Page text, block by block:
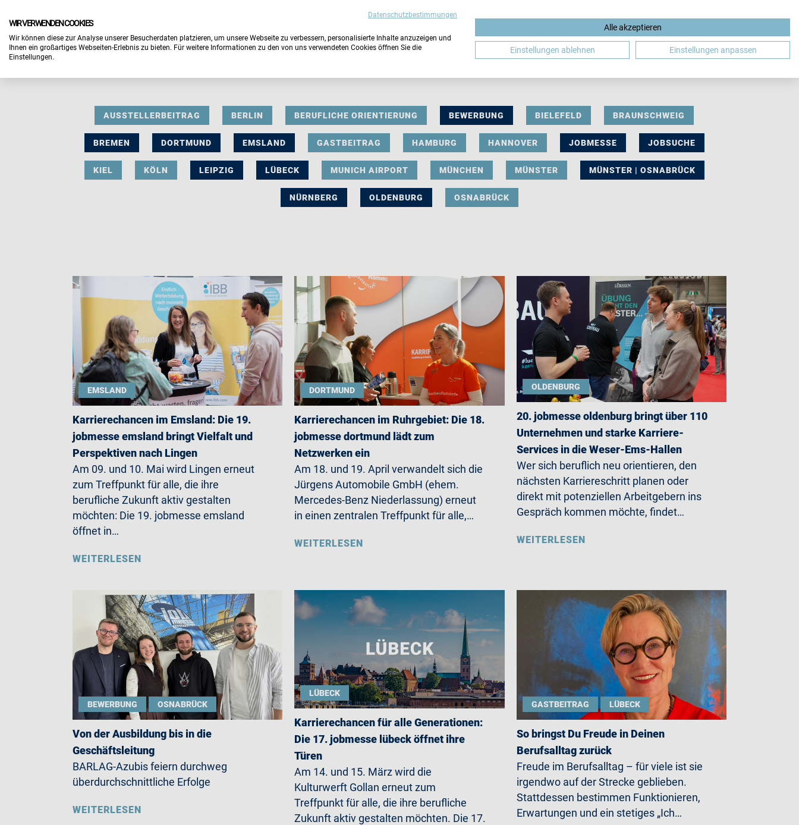
DE
AUSSTELLERBEITRAG BERLIN BERUFLICHE ORIENTIERUNG BEWERBUNG BIELEFELD BRAUNSCHWEIG
BREMEN DORTMUND EMSLAND GASTBEITRAG HAMBURG HANNOVER JOBMESSE JOBSUCHE
KIEL KÖLN LEIPZIG LÜBECK MUNICH AIRPORT MÜNCHEN MÜNSTER MÜNSTER | OSNABRÜCK
NÜRNBERG OLDENBURG OSNABRÜCK
EMSLAND
Karrierechancen im Emsland: Die 19.
jobmesse emsland bringt Vielfalt und
Perspektiven nach Lingen
Am 09. und 10. Mai wird Lingen erneut
zum Treffpunkt für alle, die ihre
berufliche Zukunft aktiv gestalten
möchten: Die 19. jobmesse emsland
öffnet in…
WEITERLESEN
DORTMUND
Karrierechancen im Ruhrgebiet: Die 18.
jobmesse dortmund lädt zum
Netzwerken ein
Am 18. und 19. April verwandelt sich die
Jürgens Automobile GmbH (ehem.
Mercedes-Benz Niederlassung) erneut
in einen zentralen Treffpunkt für alle,…
WEITERLESEN
OLDENBURG
20. jobmesse oldenburg bringt über 110
Unternehmen und starke Karriere-
Services in die Weser-Ems-Hallen
Wer sich beruflich neu orientieren, den
nächsten Karriereschritt planen oder
direkt mit potenziellen Arbeitgebern ins
Gespräch kommen möchte, findet…
WEITERLESEN
BEWERBUNG OSNABRÜCK
Von der Ausbildung bis in die
Geschäftsleitung
BARLAG-Azubis feiern durchweg
überdurchschnittliche Erfolge
WEITERLESEN
LÜBECK
Karrierechancen für alle Generationen:
Die 17. jobmesse lübeck öffnet ihre
Türen
Am 14. und 15. März wird die
Kulturwerft Gollan erneut zum
Treffpunkt für alle, die ihre berufliche
Zukunft aktiv gestalten möchten. Die 17.
GASTBEITRAG LÜBECK
So bringst Du Freude in Deinen
Berufsalltag zurück
Freude im Berufsalltag – für viele ist sie
irgendwo auf der Strecke geblieben.
Stattdessen bestimmen Funktionieren,
Erwartungen und ein stetiges „Ich…
Datenschutzbestimmungen
WIR VERWENDEN COOKIES
Wir können diese zur Analyse unserer Besucherdaten platzieren, um unsere Webseite zu verbessern, personalisierte Inhalte anzuzeigen und
Ihnen ein großartiges Webseiten-Erlebnis zu bieten. Für weitere Informationen zu den von uns verwendeten Cookies öffnen Sie die
Einstellungen.
Alle akzeptieren
Einstellungen ablehnen Einstellungen anpassen